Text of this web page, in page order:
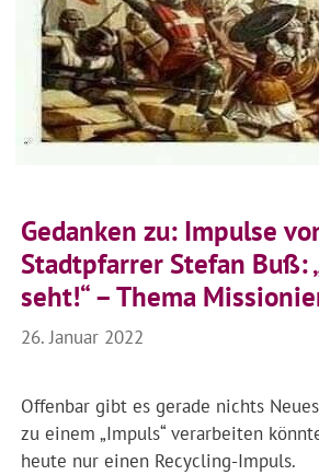
Gedanken zu: Impulse
Stadtpfarrer Stefan Buß:
seht!“ – Thema
26. Januar 2022
Offenbar gibt es gerade nichts
zu einem „Impuls“ verarbeiten
heute nur einen Recycling-Impuls.